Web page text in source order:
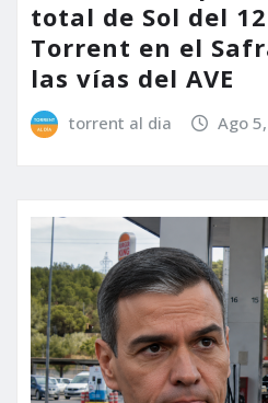
total de Sol del
Torrent en el
las vías del AVE
torrent al dia Ago